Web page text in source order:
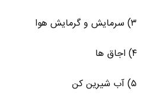
۳) سرمایش و گرمایش هوا
۴) اجاق ها
۵) آب شیرین کن